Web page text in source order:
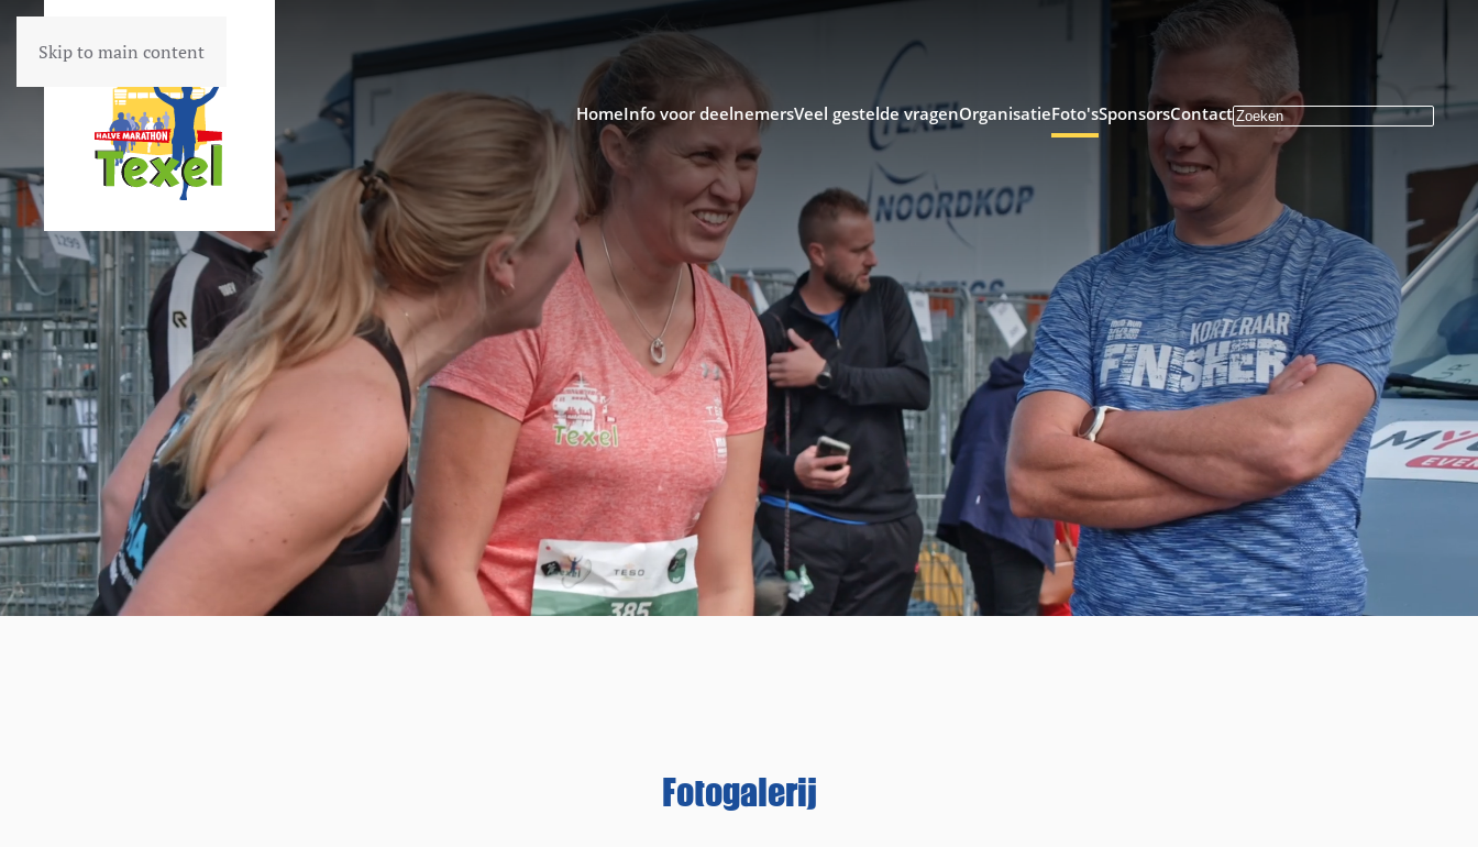
Skip to main content
HomeInfo voor deelnemersVeel gestelde vragenOrganisatieFoto'sSponsorsContact
Fotogalerij